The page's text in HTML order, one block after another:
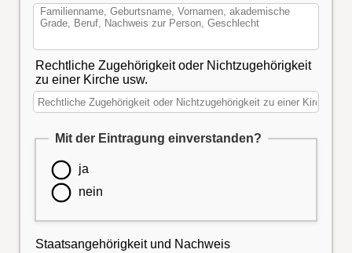
Rechtliche Zugehörigkeit oder Nichtzugehörigkeit
zu einer Kirche usw.
Mit der Eintragung einverstanden?
ja
nein
Staatsangehörigkeit und Nachweis